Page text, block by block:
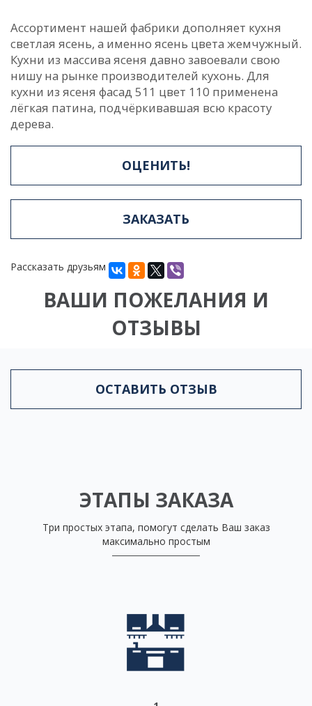
Ассортимент нашей фабрики дополняет кухня
светлая ясень, а именно ясень цвета жемчужный.
Кухни из массива ясеня давно завоевали свою
нишу на рынке производителей кухонь. Для
кухни из ясеня фасад 511 цвет 110 применена
лёгкая патина, подчёркивавшая всю красоту
дерева.
ОЦЕНИТЬ!
ЗАКАЗАТЬ
Рассказать друзьям
ВАШИ ПОЖЕЛАНИЯ И
ОТЗЫВЫ
ОСТАВИТЬ ОТЗЫВ
ЭТАПЫ ЗАКАЗА
Три простых этапа, помогут сделать Ваш заказ
максимально простым